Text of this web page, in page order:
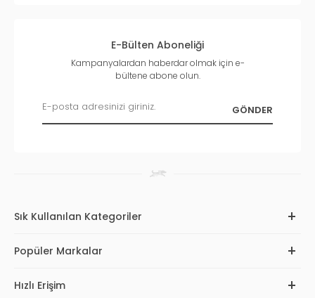
E-Bülten Aboneliği
Kampanyalardan haberdar olmak için e-
bültene abone olun.
Sık Kullanılan Kategoriler
Popüler Markalar
Hızlı Erişim